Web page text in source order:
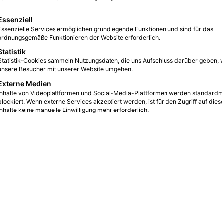
0 2 1 Minute Lesezeit
eine Liste der Service-Gruppen, für die eine Einwilligung erteilt
Services ermöglichen grundlegende Funktionen und sind für das
Funktionieren der Website erforderlich.
Cookies sammeln Nutzungsdaten, die uns Aufschluss darüber geben,
Besucher mit unserer Website umgehen.
Medien
von Videoplattformen und Social-Media-Plattformen werden
Wenn externe Services akzeptiert werden, ist für den Zugriff auf
keine manuelle Einwilligung mehr erforderlich.